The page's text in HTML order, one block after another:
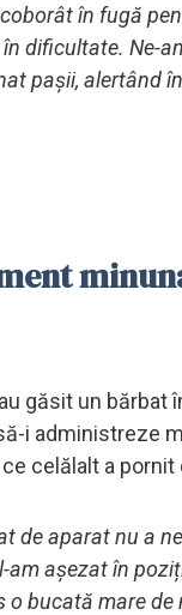
în fugă
dificultate. Ne-
pașii, alertând
găsit un bărbat
i administreze
celălalt a
de aparat nu a
am așezat în
o bucată mare